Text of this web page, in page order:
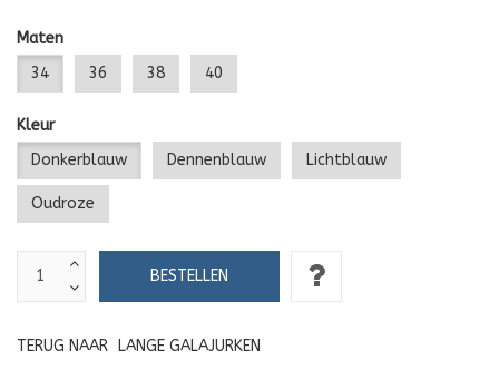
Maten
34
36 38 40
Kleur
Donkerblauw
Dennenblauw Lichtblauw
Oudroze
TERUG NAAR LANGE GALAJURKEN